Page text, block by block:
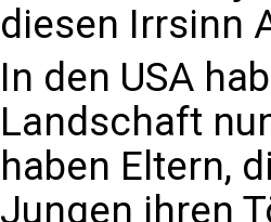
diesen Irrsinn
In den USA
Landschaft
haben Eltern,
Jungen ihren